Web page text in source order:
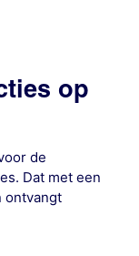
op
de
Dat met een
ontvangt